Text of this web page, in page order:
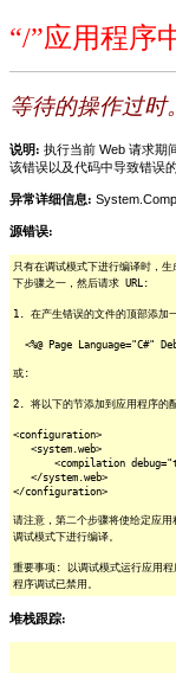
“/”应用程序
等待的操作过时。
说明: 执行当前 Web 请求期
该错误以及代码中导致错误
异常详细信息:
源错误:
只有在调试模式下进行编译时，
下步骤之一，然后请求 URL:
1. 在产生错误的文件的顶部添加
<%@ Page Language="C#"
或:
2. 将以下的节添加到应用程序的
<configuration>
<system.web>
<compilation
</system.web>
</configuration>
请注意，第二个步骤将使给定应
调试模式下进行编译。
重要事项: 以调试模式运行应用程
程序调试已禁用。
堆栈跟踪: